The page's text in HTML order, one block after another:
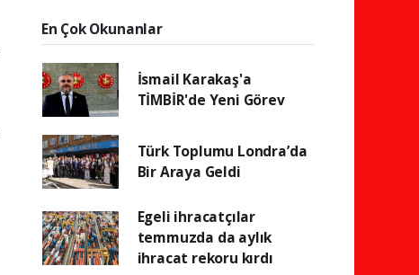
En Çok Okunanlar
İsmail Karakaş'a
TİMBİR'de Yeni Görev
Türk Toplumu Londra’da
Bir Araya Geldi
Egeli ihracatçılar
temmuzda da aylık
ihracat rekoru kırdı